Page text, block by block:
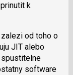
k
od toho o
JIT alebo
software